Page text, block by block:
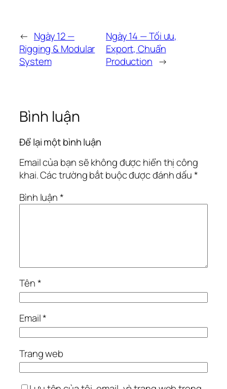
← Ngày 12 —
Rigging & Modular
System
Ngày 14 — Tối ưu,
Export, Chuẩn
Production →
Bình luận
Để lại một bình luận
Email của bạn sẽ không được hiển thị công
khai.Các trường bắt buộc được đánh dấu*
Bình luận*
Tên*
Email*
Trang web